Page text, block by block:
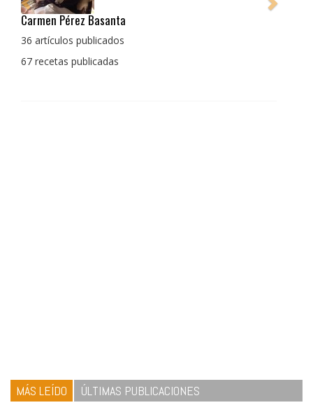
Pedro Manuel Collado Cruz
La cocina para mi es producto bien tratado sin
con un toque diferente